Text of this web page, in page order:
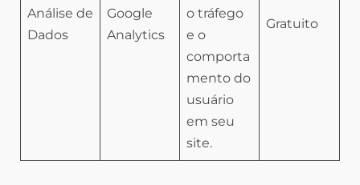
Análise de
Dados
Google
Analytics
o tráfego
e o
comporta
mento do
usuário
em seu
site.
Gratuito